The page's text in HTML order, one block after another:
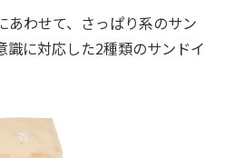
わせて、さっぱり系のサン
識に対応した2種類のサンドイ